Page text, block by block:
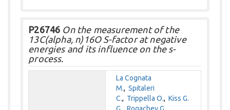
P26746 On the measurement of the
13C(alpha, n)16O S-factor at negative
energies and its influence on the s-
process.
La Cognata
M.,Spitaleri
C., Trippella O.,Kiss G.
G.,Rogachev G.